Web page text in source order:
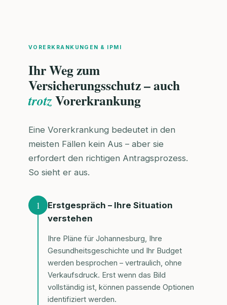
VORERKRANKUNGEN & IPMI
Ihr Weg zum
Versicherungsschutz – auch
trotzVorerkrankung
Eine Vorerkrankung bedeutet in den
meisten Fällen kein Aus – aber sie
erfordert den richtigen Antragsprozess.
So sieht er aus.
1
Erstgespräch – Ihre Situation
verstehen
Ihre Pläne für Johannesburg, Ihre
Gesundheitsgeschichte und Ihr Budget
werden besprochen – vertraulich, ohne
Verkaufsdruck. Erst wenn das Bild
vollständig ist, können passende Optionen
identifiziert werden.